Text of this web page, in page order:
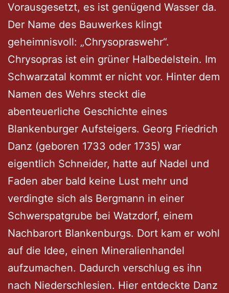
Vorausgesetzt, es ist genügend Wasser da.
Der Name des Bauwerkes klingt
geheimnisvoll: „Chrysopraswehr“.
Chrysopras ist ein grüner Halbedelstein. Im
Schwarzatal kommt er nicht vor. Hinter dem
Namen des Wehrs steckt die
abenteuerliche Geschichte eines
Blankenburger Aufsteigers. Georg Friedrich
Danz (geboren 1733 oder 1735) war
eigentlich Schneider, hatte auf Nadel und
Faden aber bald keine Lust mehr und
verdingte sich als Bergmann in einer
Schwerspatgrube bei Watzdorf, einem
Nachbarort Blankenburgs. Dort kam er wohl
auf die Idee, einen Mineralienhandel
aufzumachen. Dadurch verschlug es ihn
nach Niederschlesien. Hier entdeckte Danz